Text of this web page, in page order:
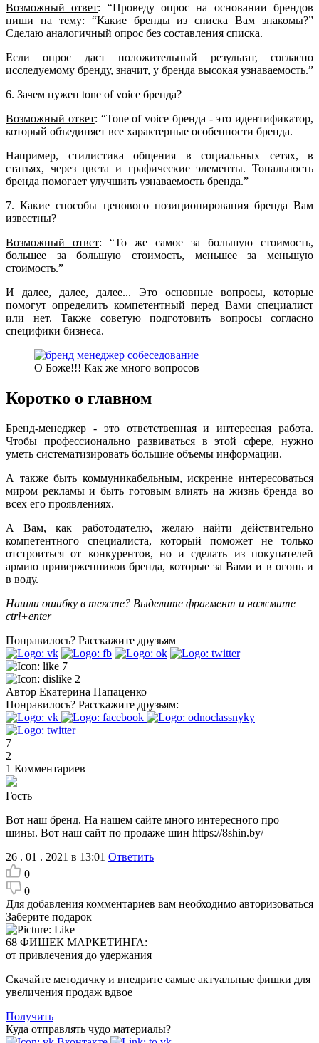
Возможный ответ: “Проведу опрос на основании брендов
ниши на тему: “Какие бренды из списка Вам знакомы?”
Сделаю аналогичный опрос без составления списка.
Если опрос даст положительный результат, согласно
исследуемому бренду, значит, у бренда высокая узнаваемость.”
6. Зачем нужен tone of voice бренда?
Возможный ответ: “Tone of voice бренда - это идентификатор,
который объединяет все характерные особенности бренда.
Например, стилистика общения в социальных сетях, в
статьях, через цвета и графические элементы. Тональность
бренда помогает улучшить узнаваемость бренда.”
7. Какие способы ценового позиционирования бренда Вам
известны?
Возможный ответ: “То же самое за большую стоимость,
большее за большую стоимость, меньшее за меньшую
стоимость.”
И далее, далее, далее... Это основные вопросы, которые
помогут определить компетентный перед Вами специалист
или нет. Также советую подготовить вопросы согласно
специфики бизнеса.
О Боже!!! Как же много вопросов
Коротко о главном
Бренд-менеджер - это ответственная и интересная работа.
Чтобы профессионально развиваться в этой сфере, нужно
уметь систематизировать большие объемы информации.
А также быть коммуникабельным, искренне интересоваться
миром рекламы и быть готовым влиять на жизнь бренда во
всех его проявлениях.
А Вам, как работодателю, желаю найти действительно
компетентного специалиста, который поможет не только
отстроиться от конкурентов, но и сделать из покупателей
армию приверженников бренда, которые за Вами и в огонь и
в воду.
Нашли ошибку в тексте? Выделите фрагмент и нажмите
ctrl+enter
Понравилось? Расскажите друзьям
7
2
Автор Екатерина Папаценко
Понравилось? Расскажите друзьям:
7
2
1 Комментариев
Гость
Вот наш бренд. На нашем сайте много интересного про
шины. Вот наш сайт по продаже шин https://8shin.by/
26 . 01 . 2021 в 13:01 Ответить
0
0
Для добавления комментариев вам необходимо авторизоваться
Заберите подарок
68 ФИШЕК МАРКЕТИНГА:
от привлечения до удержания
Скачайте методичку и внедрите самые актуальные фишки для
увеличения продаж вдвое
Получить
Куда отправлять чудо материалы?